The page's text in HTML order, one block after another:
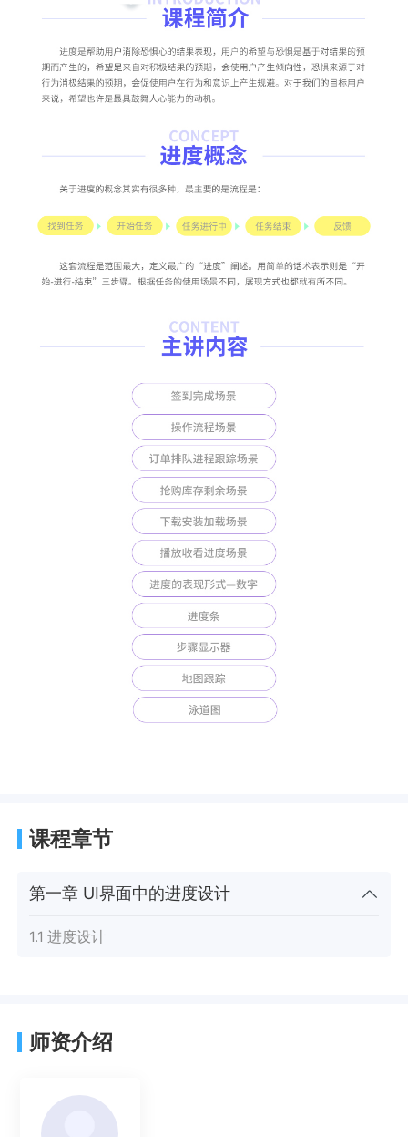
课程章节
第一章 UI界面中的进度设计
1.1 进度设计
师资介绍